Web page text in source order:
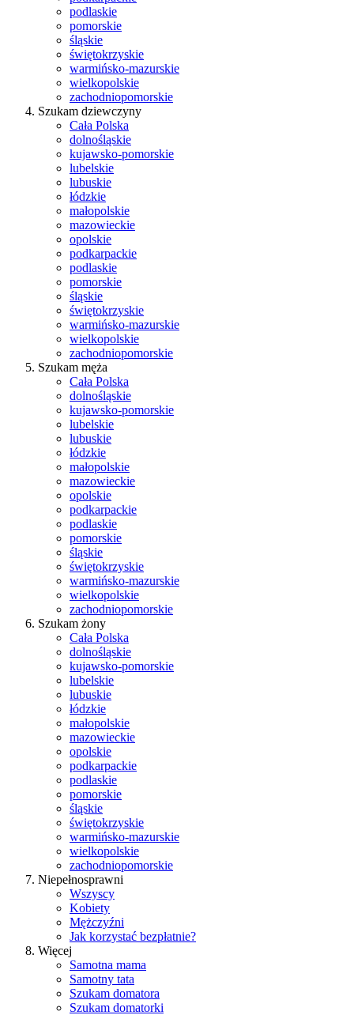
podlaskie
pomorskie
śląskie
świętokrzyskie
warmińsko-mazurskie
wielkopolskie
zachodniopomorskie
Szukam dziewczyny
Cała Polska
dolnośląskie
kujawsko-pomorskie
lubelskie
lubuskie
łódzkie
małopolskie
mazowieckie
opolskie
podkarpackie
podlaskie
pomorskie
śląskie
świętokrzyskie
warmińsko-mazurskie
wielkopolskie
zachodniopomorskie
Szukam męża
Cała Polska
dolnośląskie
kujawsko-pomorskie
lubelskie
lubuskie
łódzkie
małopolskie
mazowieckie
opolskie
podkarpackie
podlaskie
pomorskie
śląskie
świętokrzyskie
warmińsko-mazurskie
wielkopolskie
zachodniopomorskie
Szukam żony
Cała Polska
dolnośląskie
kujawsko-pomorskie
lubelskie
lubuskie
łódzkie
małopolskie
mazowieckie
opolskie
podkarpackie
podlaskie
pomorskie
śląskie
świętokrzyskie
warmińsko-mazurskie
wielkopolskie
zachodniopomorskie
Niepełnosprawni
Wszyscy
Kobiety
Mężczyźni
Jak korzystać bezpłatnie?
Więcej
Samotna mama
Samotny tata
Szukam domatora
Szukam domatorki